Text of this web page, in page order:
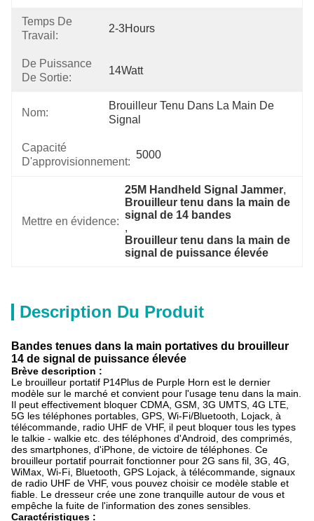
Temps De
Travail:
2-3Hours
De Puissance
De Sortie:
14Watt
Nom:
Brouilleur Tenu Dans La Main De
Signal
Capacité
D'approvisionnement:
5000
Mettre en évidence:
25M Handheld Signal Jammer,
Brouilleur tenu dans la main de
signal de 14 bandes
,
Brouilleur tenu dans la main de
signal de puissance élevée
Description Du Produit
Bandes tenues dans la main portatives du brouilleur
14 de signal de puissance élevée
Brève description :
Le brouilleur portatif P14Plus de Purple Horn est le dernier
modèle sur le marché et convient pour l'usage tenu dans la main.
Il peut effectivement bloquer CDMA, GSM, 3G UMTS, 4G LTE,
5G les téléphones portables, GPS, Wi-Fi/Bluetooth, Lojack, à
télécommande, radio UHF de VHF, il peut bloquer tous les types
le talkie - walkie etc. des téléphones d'Android, des comprimés,
des smartphones, d'iPhone, de victoire de téléphones. Ce
brouilleur portatif pourrait fonctionner pour 2G sans fil, 3G, 4G,
WiMax, Wi-Fi, Bluetooth, GPS Lojack, à télécommande, signaux
de radio UHF de VHF, vous pouvez choisir ce modèle stable et
fiable. Le dresseur crée une zone tranquille autour de vous et
empêche la fuite de l'information des zones sensibles.
Caractéristiques :